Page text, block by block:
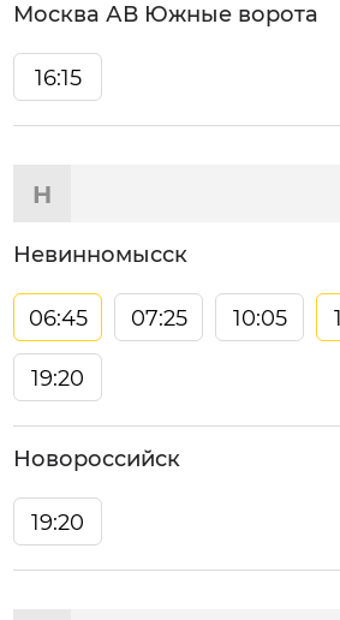
Москва АВ Южные ворота
16:15
Н
Невинномысск
06:45 07:25 10:05
19:20
Новороссийск
19:20